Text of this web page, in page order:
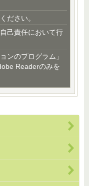
ださい。
己責任において行
ンのプログラム」
Readerのみを